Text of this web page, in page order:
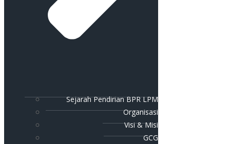
Sejarah Pendirian BPR LPM
Organisasi
Visi & Misi
GCG